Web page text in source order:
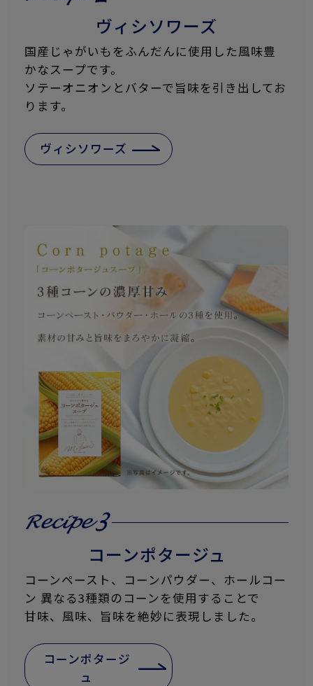
ヴィシソワーズ
国産じゃがいもをふんだんに使用した風味豊
かなスープです。
ソテーオニオンとバターで旨味を引き出してお
ります。
ヴィシソワーズ
コーンポタージュ
コーンペースト、コーンパウダー、ホールコー
ン 異なる3種類のコーンを使用することで
甘味、風味、旨味を絶妙に表現しました。
コーンポタージ
ュ